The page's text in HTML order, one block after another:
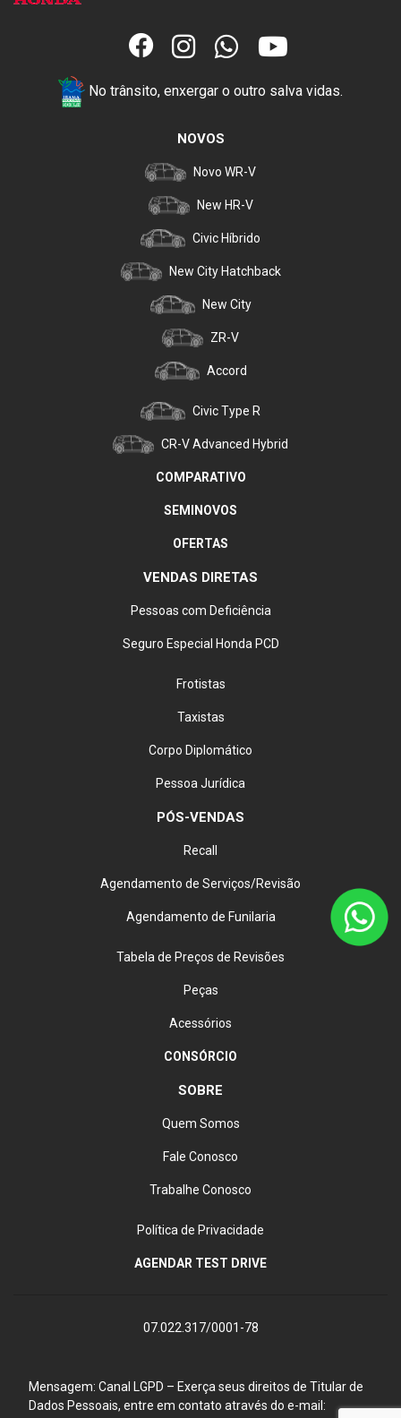
No trânsito, enxergar o outro salva vidas.
NOVOS
Novo WR-V
New HR-V
Civic Híbrido
New City Hatchback
New City
ZR-V
Accord
Civic Type R
CR-V Advanced Hybrid
COMPARATIVO
SEMINOVOS
OFERTAS
VENDAS DIRETAS
Pessoas com Deficiência
Seguro Especial Honda PCD
Frotistas
Taxistas
Corpo Diplomático
Pessoa Jurídica
PÓS-VENDAS
Recall
Agendamento de Serviços/Revisão
Agendamento de Funilaria
Tabela de Preços de Revisões
Peças
Acessórios
CONSÓRCIO
SOBRE
Quem Somos
Fale Conosco
Trabalhe Conosco
Política de Privacidade
AGENDAR TEST DRIVE
07.022.317/0001-78